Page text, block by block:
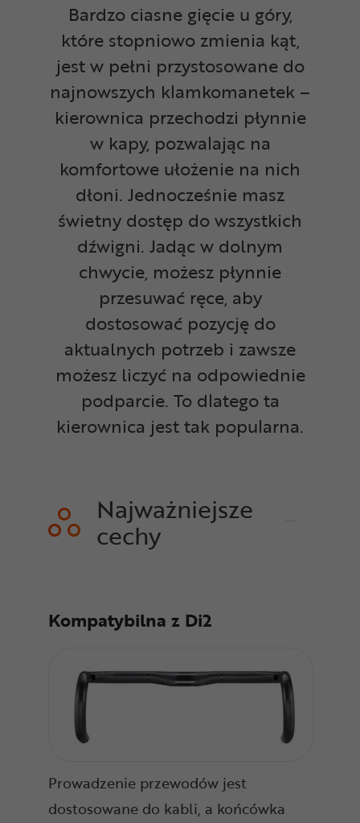
Bardzo ciasne gięcie u góry,
które stopniowo zmienia kąt,
jest w pełni przystosowane do
najnowszych klamkomanetek –
kierownica przechodzi płynnie
w kapy, pozwalając na
komfortowe ułożenie na nich
dłoni. Jednocześnie masz
świetny dostęp do wszystkich
dźwigni. Jadąc w dolnym
chwycie, możesz płynnie
przesuwać ręce, aby
dostosować pozycję do
aktualnych potrzeb i zawsze
możesz liczyć na odpowiednie
podparcie. To dlatego ta
kierownica jest tak popularna.
Najważniejsze
cechy
Kompatybilna z Di2
Prowadzenie przewodów jest
dostosowane do kabli, a końcówka